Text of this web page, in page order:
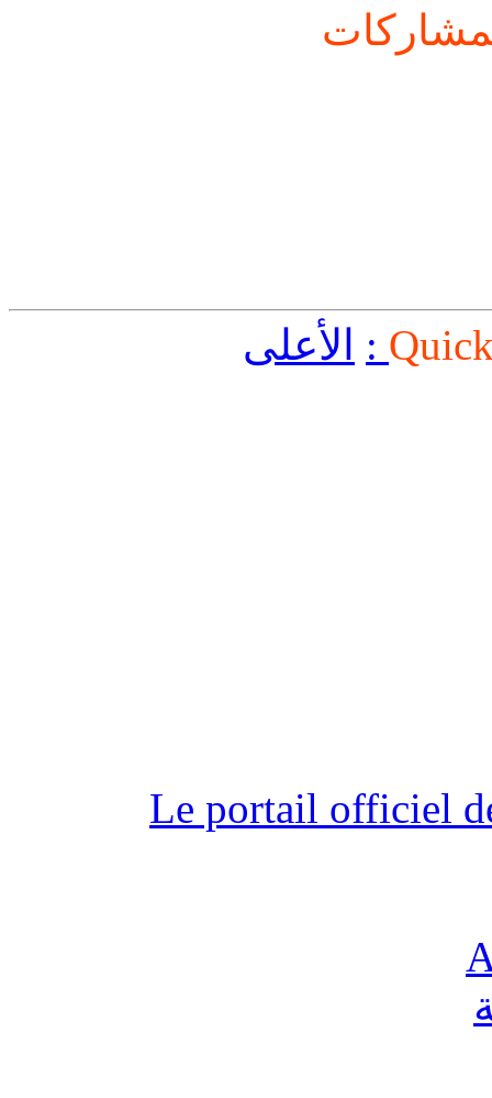
الأعلى
Le portail officiel